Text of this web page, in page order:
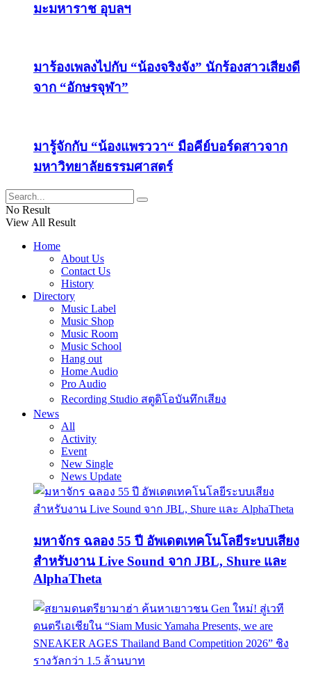
มะมหาราช อุบลฯ
มาร้องเพลงไปกับ “น้องจริงจัง” นักร้องสาวเสียงดี
จาก “อักษรจุฬา”
มารู้จักกับ “น้องแพรววา“ มือคีย์บอร์ดสาวจาก
มหาวิทยาลัยธรรมศาสตร์
No Result
View All Result
Home
About Us
Contact Us
History
Directory
Music Label
Music Shop
Music Room
Music School
Hang out
Home Audio
Pro Audio
Recording Studio สตูดิโอบันทึกเสียง
News
All
Activity
Event
New Single
News Update
มหาจักร ฉลอง 55 ปี อัพเดตเทคโนโลยีระบบเสียง
สำหรับงาน Live Sound จาก JBL, Shure และ
AlphaTheta